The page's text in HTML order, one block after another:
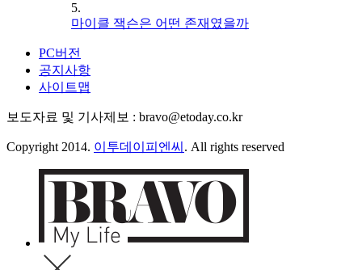
5.
마이클 잭슨은 어떤 존재였을까
PC버전
공지사항
사이트맵
보도자료 및 기사제보 : bravo@etoday.co.kr
Copyright 2014. 이투데이피엔씨 . All rights reserved